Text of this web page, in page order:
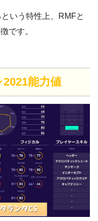
いう特性上、RMFと
です。
能力値